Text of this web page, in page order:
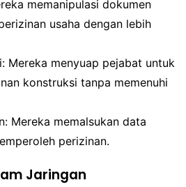
memanipulasi dokumen
usaha dengan lebih
Mereka menyuap pejabat untuk
konstruksi tanpa memenuhi
Mereka memalsukan data
perizinan.
Jaringan